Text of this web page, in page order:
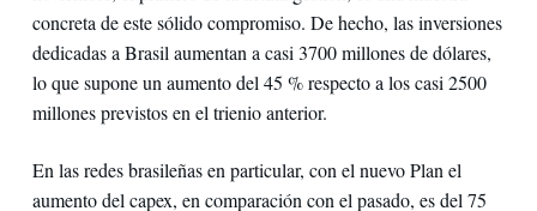
concreta de este sólido compromiso. De hecho, las inversiones
dedicadas a Brasil aumentan a casi 3700 millones de dólares,
lo que supone un aumento del 45 % respecto a los casi 2500
millones previstos en el trienio anterior.
En las redes brasileñas en particular, con el nuevo Plan el
aumento del capex, en comparación con el pasado, es del 75